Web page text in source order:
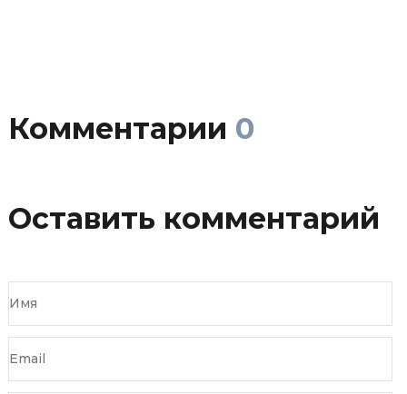
Комментарии 0
Оставить комментарий